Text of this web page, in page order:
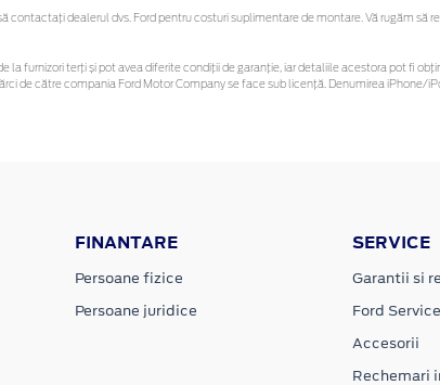
contactaţi dealerul dvs. Ford pentru costuri suplimentare de montare. Vă rugăm
la furnizori terți și pot avea diferite condiții de garanție, iar detaliile acestora pot fi
de către compania Ford Motor Company se face sub licență. Denumirea
FINANTARE
Persoane fizice
Persoane juridice
SERVICE
Garantii si
Ford
Accesorii
Rechemari